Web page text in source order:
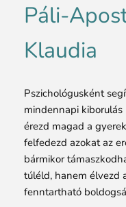
Páli-
Klaudia
Pszichológusként
mindennapi
érezd magad a
felfedezd azokat az
bármikor
túléld, hanem élvezd
fenntartható